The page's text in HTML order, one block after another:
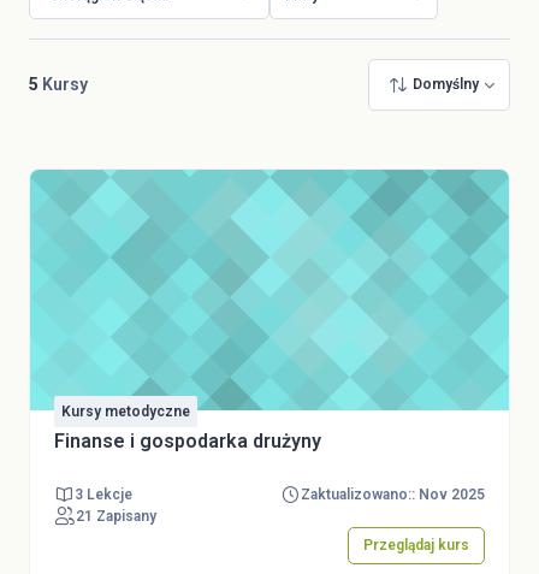
5 Kursy Domyślny
Kursy metodyczne
Finanse i gospodarka drużyny
3 Lekcje
Zaktualizowano:: Nov 2025
21 Zapisany
Przeglądaj kurs